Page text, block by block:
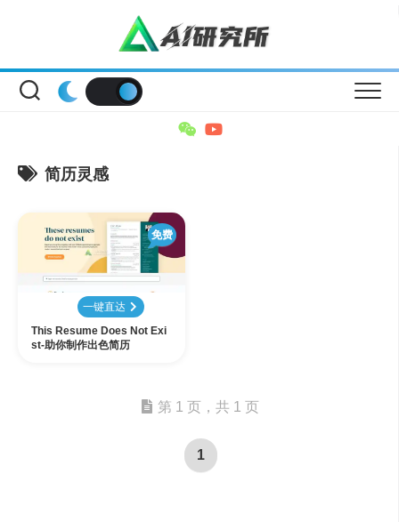
简历灵感
免费
一键直达
This Resume Does Not Exi
st-助你制作出色简历
第 1 页，共 1 页
1